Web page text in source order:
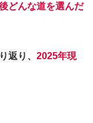
どんな道を選んだ
返り、 2025年現